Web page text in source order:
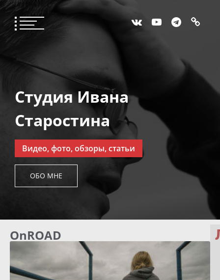
Студия Ивана
Старостина
Видео, фото, обзоры, статьи
ОБО МНЕ
OnROAD